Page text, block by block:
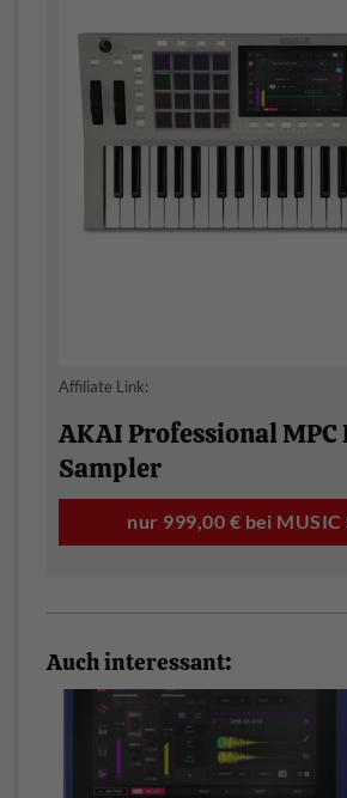
Affiliate Link:
AKAI Professional MPC
Sampler
nur 999,00 € bei MUSIC
Auch interessant: